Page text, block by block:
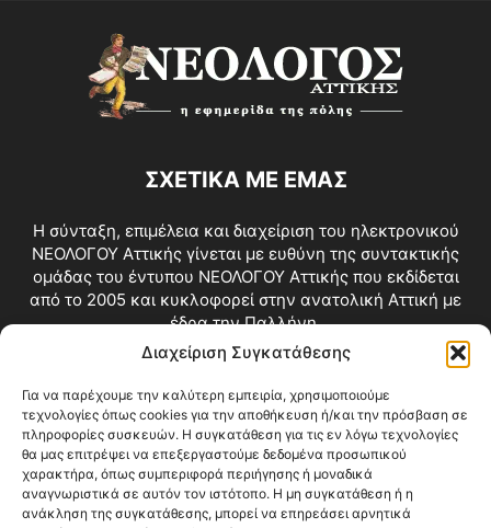
Διαχείριση Συγκατάθεσης
Για να παρέχουμε την καλύτερη εμπειρία, χρησιμοποιούμε
τεχνολογίες όπως cookies για την αποθήκευση ή/και την πρόσβαση σε
πληροφορίες συσκευών. Η συγκατάθεση για τις εν λόγω τεχνολογίες
θα μας επιτρέψει να επεξεργαστούμε δεδομένα προσωπικού
χαρακτήρα, όπως συμπεριφορά περιήγησης ή μοναδικά
αναγνωριστικά σε αυτόν τον ιστότοπο. Η μη συγκατάθεση ή η
ανάκληση της συγκατάθεσης, μπορεί να επηρεάσει αρνητικά
ΣΧΕΤΙΚΑ ΜΕ ΕΜΑΣ
Η σύνταξη, επιμέλεια και διαχείριση του ηλεκτρονικού
ΝΕΟΛΟΓΟΥ Αττικής γίνεται με ευθύνη της συντακτικής
ομάδας του έντυπου ΝΕΟΛΟΓΟΥ Αττικής που εκδίδεται
από το 2005 και κυκλοφορεί στην ανατολική Αττική με
έδρα την Παλλήνη.
Επικοινωνία:info@neologosattikis.gr
ΑΚΟΛΟΥΘΗΣΕ ΜΑΣ